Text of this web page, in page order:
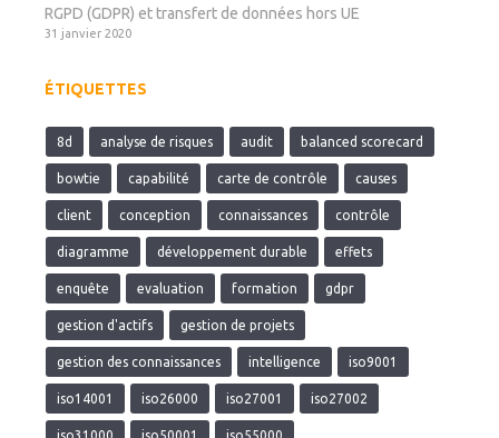
RGPD (GDPR) et transfert de données hors UE
31 janvier 2020
ÉTIQUETTES
8d analyse de risques audit balanced scorecard
bowtie capabilité carte de contrôle causes
client conception connaissances contrôle
diagramme développement durable effets
enquête evaluation formation gdpr
gestion d'actifs gestion de projets
gestion des connaissances intelligence iso9001
iso14001 iso26000 iso27001 iso27002